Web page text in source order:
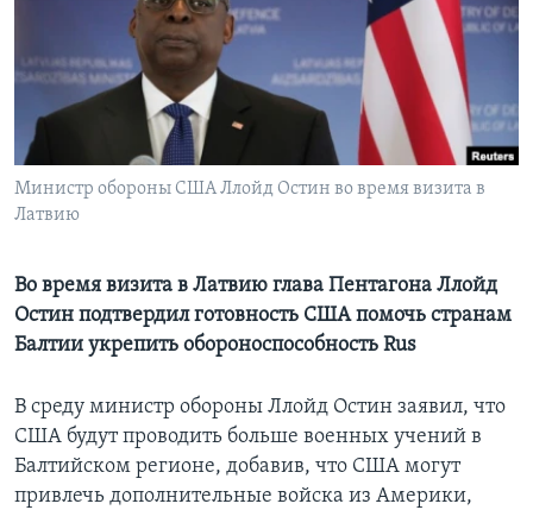
Learning English
СОЦИАЛЬНЫЕ СЕТИ
Языки
Министр обороны США Ллойд Остин во время визита в
Латвию
Во время визита в Латвию глава Пентагона Ллойд
Остин подтвердил готовность США помочь странам
Балтии укрепить обороноспособность Rus
В среду министр обороны Ллойд Остин заявил, что
США будут проводить больше военных учений в
Балтийском регионе, добавив, что США могут
привлечь дополнительные войска из Америки,